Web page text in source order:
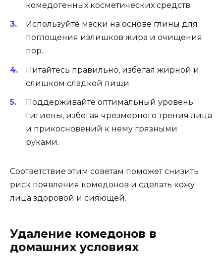
комедогенных косметических средств.
Используйте маски на основе глины для
поглощения излишков жира и очищения
пор.
Питайтесь правильно, избегая жирной и
слишком сладкой пищи.
Поддерживайте оптимальный уровень
гигиены, избегая чрезмерного трения лица
и прикосновений к нему грязными
руками.
Соответствие этим советам поможет снизить
риск появления комедонов и сделать кожу
лица здоровой и сияющей.
Удаление комедонов в
домашних условиях